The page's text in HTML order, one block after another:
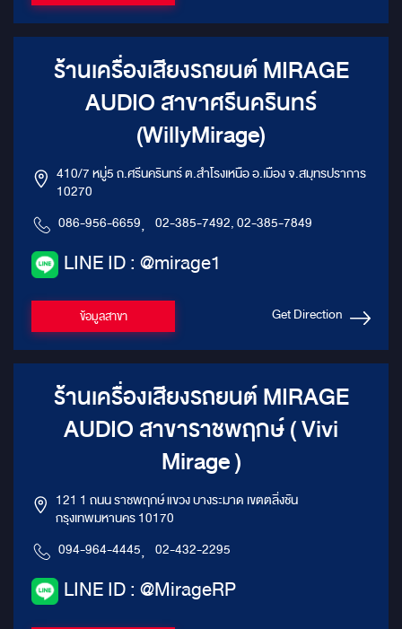
ร้านเครื่องเสียงรถยนต์ MIRAGE
AUDIO สาขาศรีนครินทร์
(WillyMirage)
410/7 หมู่5 ถ.ศรีนครินทร์ ต.สำโรงเหนือ อ.เมือง จ.สมุทรปราการ
10270
086-956-6659, 02-385-7492, 02-385-7849
LINE ID : @mirage1
ข้อมูลสาขา Get Direction
ร้านเครื่องเสียงรถยนต์ MIRAGE
AUDIO สาขาราชพฤกษ์ ( Vivi
Mirage )
121 1 ถนน ราชพฤกษ์ แขวง บางระมาด เขตตลิ่งชัน
กรุงเทพมหานคร 10170
094-964-4445, 02-432-2295
LINE ID : @MirageRP